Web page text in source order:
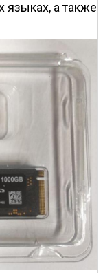
языках, а также